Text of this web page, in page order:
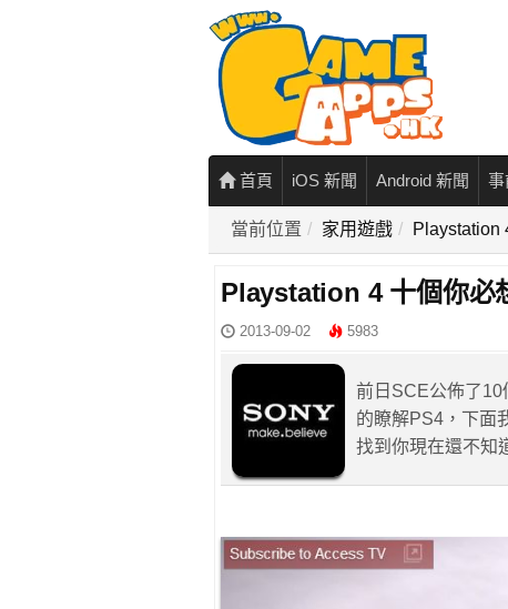
首頁 iOS 新聞 Android 新聞 事
當前位置 家用遊戲 Playstation
Playstation 4 十個你必
2013-09-02 5983
前日SCE公佈了10
的瞭解PS4，下面
找到你現在還不知